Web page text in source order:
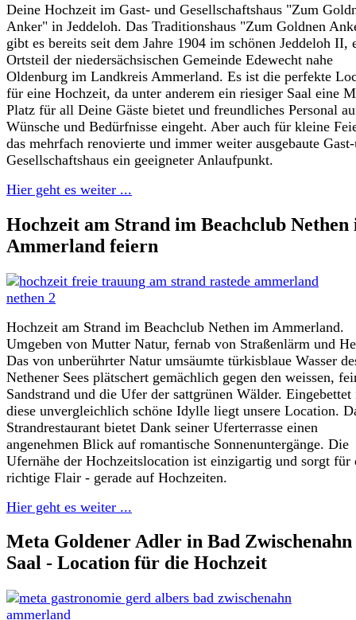
Deine Hochzeit im Gast- und Gesellschaftshaus "Zum
Anker" in Jeddeloh. Das Traditionshaus "Zum Goldnen
gibt es bereits seit dem Jahre 1904 im schönen Jeddeloh II,
Ortsteil der niedersächsischen Gemeinde Edewecht nahe
Oldenburg im Landkreis Ammerland. Es ist die perfekte
für eine Hochzeit, da unter anderem ein riesiger Saal eine
Platz für all Deine Gäste bietet und freundliches Personal
Wünsche und Bedürfnisse eingeht. Aber auch für kleine
das mehrfach renovierte und immer weiter ausgebaute
Gesellschaftshaus ein geeigneter Anlaufpunkt.
Hier geht es weiter ...
Hochzeit am Strand im Beachclub Nethen
Ammerland feiern
Hochzeit am Strand im Beachclub Nethen im Ammerland.
Umgeben von Mutter Natur, fernab von Straßenlärm und
Das von unberührter Natur umsäumte türkisblaue Wasser
Nethener Sees plätschert gemächlich gegen den weissen,
Sandstrand und die Ufer der sattgrünen Wälder. Eingebettet
diese unvergleichlich schöne Idylle liegt unsere Location.
Strandrestaurant bietet Dank seiner Uferterrasse einen
angenehmen Blick auf romantische Sonnenuntergänge. Die
Ufernähe der Hochzeitslocation ist einzigartig und sorgt für
richtige Flair - gerade auf Hochzeiten.
Hier geht es weiter ...
Meta Goldener Adler in Bad Zwischenahn
Saal - Location für die Hochzeit